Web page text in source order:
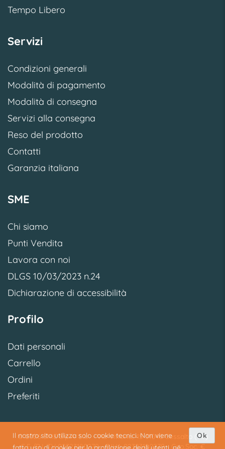
Il nostro sito utilizza solo cookie tecnici. Non viene
Ok
Tempo Libero
Servizi
Condizioni generali
Modalità di pagamento
Modalità di consegna
Servizi alla consegna
Reso del prodotto
Contatti
Garanzia italiana
SME
Chi siamo
Punti Vendita
Lavora con noi
DLGS 10/03/2023 n.24
Dichiarazione di accessibilità
Profilo
Dati personali
Carrello
Ordini
Preferiti
© 2026 SME S.p.A. S.U. - Via Vittoria, 45 31040 Cessalto (TV)
C.F./R.I. TV 02323180279 - P.IVA 02323180279 - Cap.Soc. €